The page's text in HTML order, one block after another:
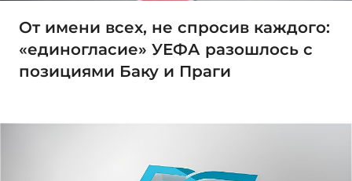
От имени всех, не спросив каждого:
«единогласие» УЕФА разошлось с
позициями Баку и Праги